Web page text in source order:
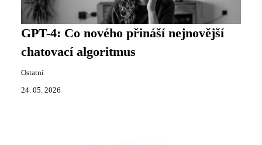
GPT-4: Co nového přináší nejnovější
chatovací algoritmus
Ostatní
24. 05. 2026